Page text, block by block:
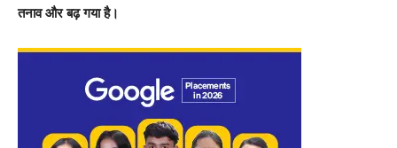
तनाव और बढ़ गया है।